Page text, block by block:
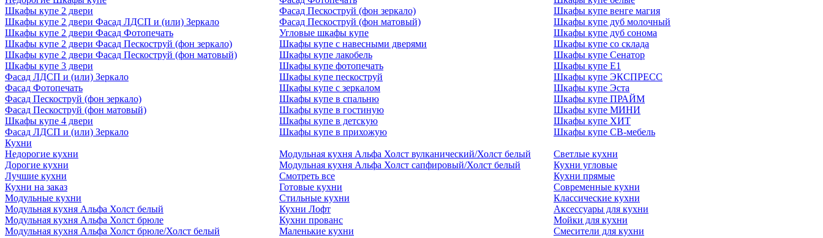
Шкафы купе 2 двери
Шкафы купе 2 двери Фасад ЛДСП и (или) Зеркало
Шкафы купе 2 двери Фасад Фотопечать
Шкафы купе 2 двери Фасад Пескоструй (фон зеркало)
Шкафы купе 2 двери Фасад Пескоструй (фон матовый)
Шкафы купе 3 двери
Фасад ЛДСП и (или) Зеркало
Фасад Фотопечать
Фасад Пескоструй (фон зеркало)
Фасад Пескоструй (фон матовый)
Шкафы купе 4 двери
Фасад ЛДСП и (или) Зеркало
Фасад Пескоструй (фон зеркало)
Фасад Пескоструй (фон матовый)
Угловые шкафы купе
Шкафы купе с навесными дверями
Шкафы купе лакобель
Шкафы купе фотопечать
Шкафы купе пескоструй
Шкафы купе с зеркалом
Шкафы купе в спальню
Шкафы купе в гостиную
Шкафы купе в детскую
Шкафы купе в прихожую
Шкафы купе венге магия
Шкафы купе дуб молочный
Шкафы купе дуб сонома
Шкафы купе со склада
Шкафы купе Сенатор
Шкафы купе Е1
Шкафы купе ЭКСПРЕСС
Шкафы купе Эста
Шкафы купе ПРАЙМ
Шкафы купе МИНИ
Шкафы купе ХИТ
Шкафы купе СВ-мебель
Кухни
Недорогие кухни
Дорогие кухни
Лучшие кухни
Кухни на заказ
Модульные кухни
Модульная кухня Альфа Холст белый
Модульная кухня Альфа Холст брюле
Модульная кухня Альфа Холст брюле/Холст белый
Модульная кухня Альфа Холст вулканический/Холст белый
Модульная кухня Альфа Холст сапфировый/Холст белый
Смотреть все
Готовые кухни
Стильные кухни
Кухни Лофт
Кухни прованс
Маленькие кухни
Светлые кухни
Кухни угловые
Кухни прямые
Современные кухни
Классические кухни
Аксессуары для кухни
Мойки для кухни
Смесители для кухни